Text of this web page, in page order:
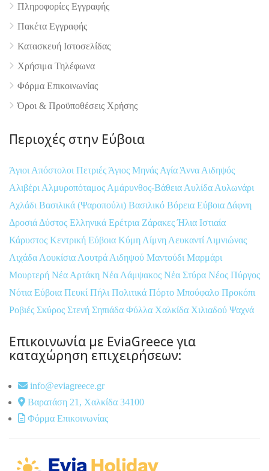
Πληροφορίες Εγγραφής
Πακέτα Εγγραφής
Κατασκευή Ιστοσελίδας
Χρήσιμα Τηλέφωνα
Φόρμα Επικοινωνίας
Όροι & Προϋποθέσεις Xρήσης
Περιοχές στην Εύβοια
Άγιοι Απόστολοι Πετριές Άγιος Μηνάς Αγία Άννα Αιδηψός
Αλιβέρι Αλμυροπόταμος Αμάρυνθος-Βάθεια Αυλίδα Αυλωνάρι
Αχλάδι Βασιλικά (Ψαροπούλι) Βασιλικό Βόρεια Εύβοια Δάφνη
Δροσιά Δύστος Ελληνικά Ερέτρια ΖάρακεςΉλια Ιστιαία
Κάρυστος Κεντρική Εύβοια Κύμη Λίμνη Λευκαντί Λιμνιώνας
Λιχάδα Λουκίσια Λουτρά Αιδηψού Μαντούδι Μαρμάρι
Μουρτερή Νέα Αρτάκη Νέα Λάμψακος Νέα Στύρα Νέος Πύργος
Νότια Εύβοια Πευκί Πήλι Πολιτικά Πόρτο Μπούφαλο Προκόπι
Ροβιές Σκύρος Στενή Σηπιάδα Φύλλα Χαλκίδα Χιλιαδού Ψαχνά
Επικοινωνία με EviaGreece για
καταχώρηση επιχειρήσεων:
info@eviagreece.gr
Βαρατάση 21, Χαλκίδα 34100
Φόρμα Επικοινωνίας